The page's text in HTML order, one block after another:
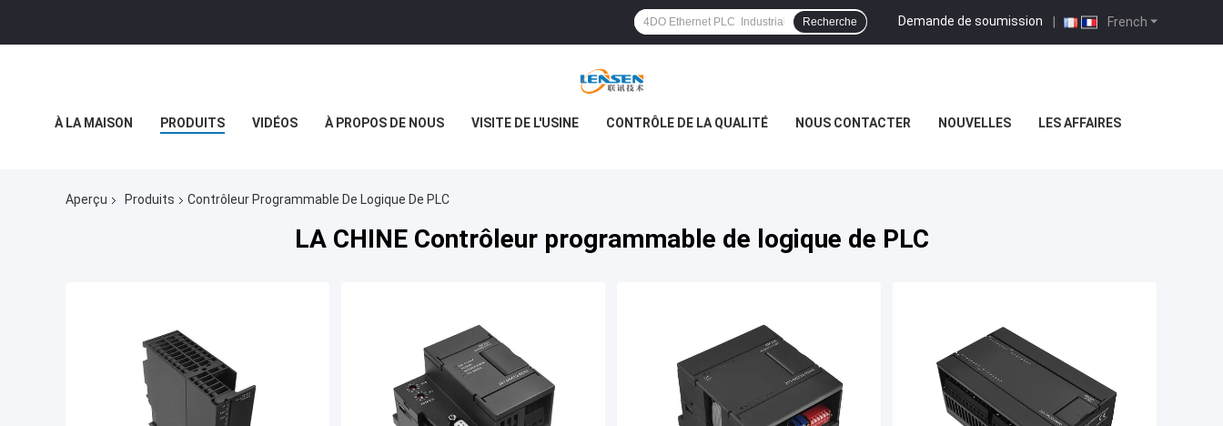
French
Demande de soumission |
Recherche
À LA MAISON PRODUITS VIDÉOS À PROPOS DE NOUS VISITE DE L'USINE CONTRÔLE DE LA QUALITÉ NOUS CONTACTER NOUVELLES LES AFFAIRES
Aperçu Produits Contrôleur Programmable De Logique De PLC
LA CHINE Contrôleur programmable de logique de PLC